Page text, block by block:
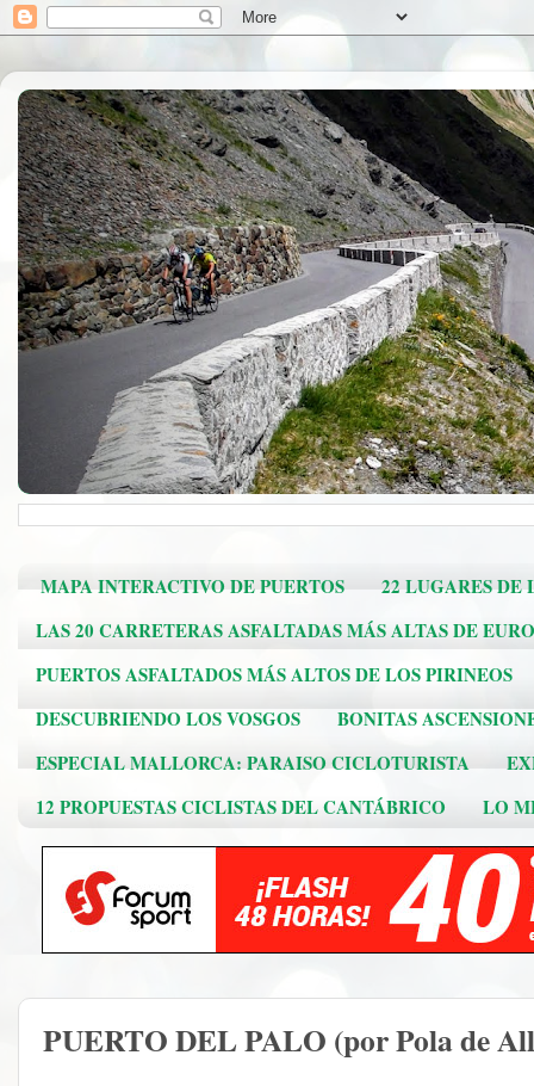
MAPA INTERACTIVO DE PUERTOS
22 LUGARES DE
LAS 20 CARRETERAS ASFALTADAS MÁS ALTAS DE
PUERTOS ASFALTADOS MÁS ALTOS DE LOS PIRINEOS
DESCUBRIENDO LOS VOSGOS
BONITAS
ESPECIAL MALLORCA: PARAISO CICLOTURISTA
12 PROPUESTAS CICLISTAS DEL CANTÁBRICO
LO
PUERTO DEL PALO (por Pola de